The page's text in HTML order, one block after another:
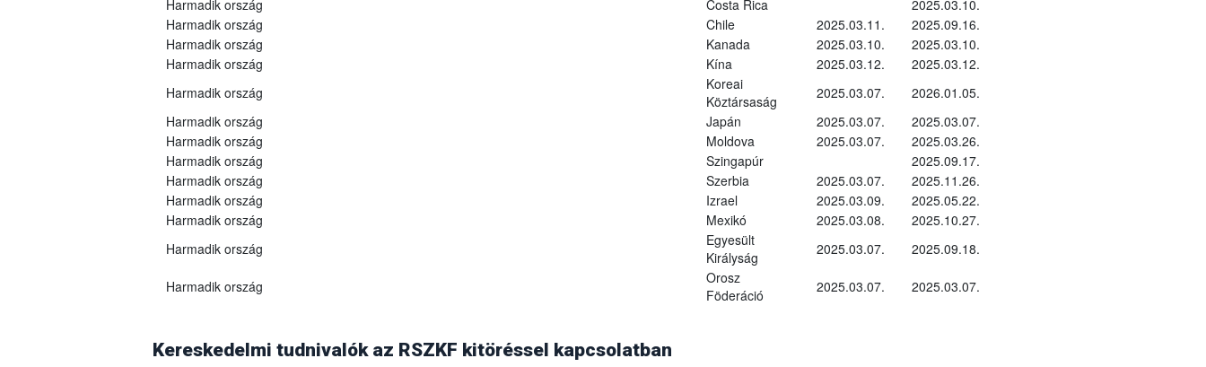
Harmadik ország
Costa Rica
2025.03.10.
Harmadik ország
Chile 2025.03.11.
2025.09.16.
Harmadik ország
Kanada 2025.03.10.
2025.03.10.
Harmadik ország
Kína 2025.03.12.
2025.03.12.
Harmadik ország
Koreai
Köztársaság
2025.03.07.
2026.01.05.
Harmadik ország
Japán 2025.03.07.
2025.03.07.
Harmadik ország
Moldova 2025.03.07.
2025.03.26.
Harmadik ország
Szingapúr
2025.09.17.
Harmadik ország
Szerbia 2025.03.07.
2025.11.26.
Harmadik ország
Izrael 2025.03.09.
2025.05.22.
Harmadik ország
Mexikó 2025.03.08.
2025.10.27.
Harmadik ország
Egyesült
Királyság
2025.03.07. 2025.09.18.
Harmadik ország
Orosz
Föderáció
2025.03.07. 2025.03.07.
Kereskedelmi tudnivalók az RSZKF kitöréssel kapcsolatban
Georgia
árukra vonatkozó összes vonatkozó korlátozást feloldották.